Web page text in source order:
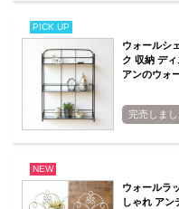
PICK UP
ウォールシ
ク 収納 デ
アンのウォ
完売しまし
NEW
ウォールラ
しゃれ アン